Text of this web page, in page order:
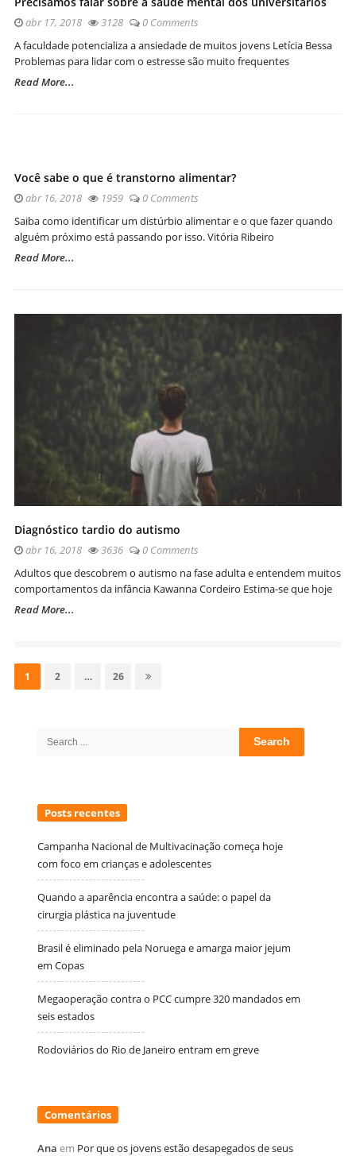
abr 17, 2018 3128
0 Comments
A faculdade potencializa a ansiedade de muitos jovens Letícia Bessa
Problemas para lidar com o estresse são muito frequentes
Read More...
Você sabe o que é transtorno alimentar?
abr 16, 2018 1959
0 Comments
Saiba como identificar um distúrbio alimentar e o que fazer quando
alguém próximo está passando por isso. Vitória Ribeiro
Read More...
Diagnóstico tardio do autismo
abr 16, 2018 3636
0 Comments
Adultos que descobrem o autismo na fase adulta e entendem muitos
comportamentos da infância Kawanna Cordeiro Estima-se que hoje
Read More...
por
posts
Page
1 Page
2 … Page
26
Search
Posts recentes
Campanha Nacional de Multivacinação começa hoje
com foco em crianças e adolescentes
Quando a aparência encontra a saúde: o papel da
cirurgia plástica na juventude
Brasil é eliminado pela Noruega e amarga maior jejum
em Copas
Megaoperação contra o PCC cumpre 320 mandados em
seis estados
Rodoviários do Rio de Janeiro entram em greve
Comentários
Ana em Por que os jovens estão desapegados de seus